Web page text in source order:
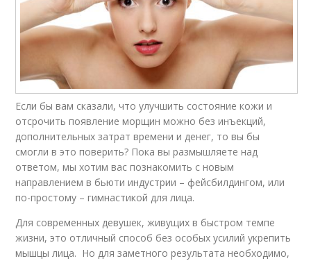
Если бы вам сказали, что улучшить состояние кожи и
отсрочить появление морщин можно без инъекций,
дополнительных затрат времени и денег, то вы бы
смогли в это поверить? Пока вы размышляете над
ответом, мы хотим вас познакомить с новым
направлением в бьюти индустрии – фейсбилдингом, или
по-простому – гимнастикой для лица.
Для современных девушек, живущих в быстром темпе
жизни, это отличный способ без особых усилий укрепить
мышцы лица. Но для заметного результата необходимо,